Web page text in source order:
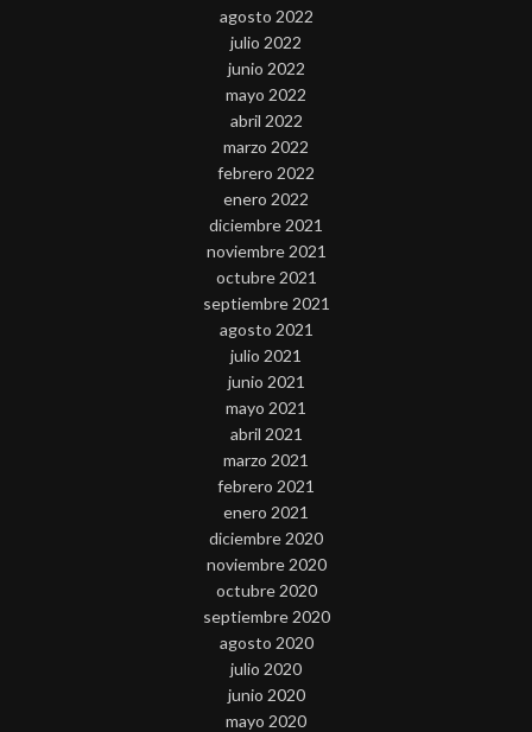
agosto 2022
julio 2022
junio 2022
mayo 2022
abril 2022
marzo 2022
febrero 2022
enero 2022
diciembre 2021
noviembre 2021
octubre 2021
septiembre 2021
agosto 2021
julio 2021
junio 2021
mayo 2021
abril 2021
marzo 2021
febrero 2021
enero 2021
diciembre 2020
noviembre 2020
octubre 2020
septiembre 2020
agosto 2020
julio 2020
junio 2020
mayo 2020